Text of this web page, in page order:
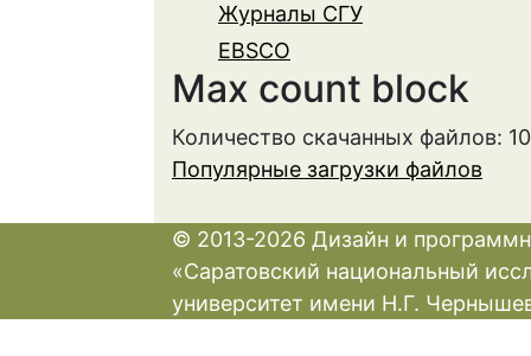
Журналы СГУ
EBSCO
Max count block
Количество скачанных файлов:
Популярные загрузки файлов
© 2013-2026 Дизайн и
«Саратовский национальный
университет имени Н.Г.